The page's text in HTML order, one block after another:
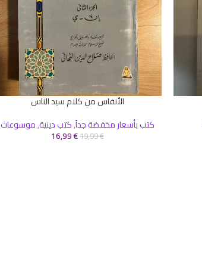
إضافة إلى السلةالأنفاس من كلام سيد الناس
كتب بأسعار مخفضة جداً,كتب دينية,موسوعات
19,99€
16,99€